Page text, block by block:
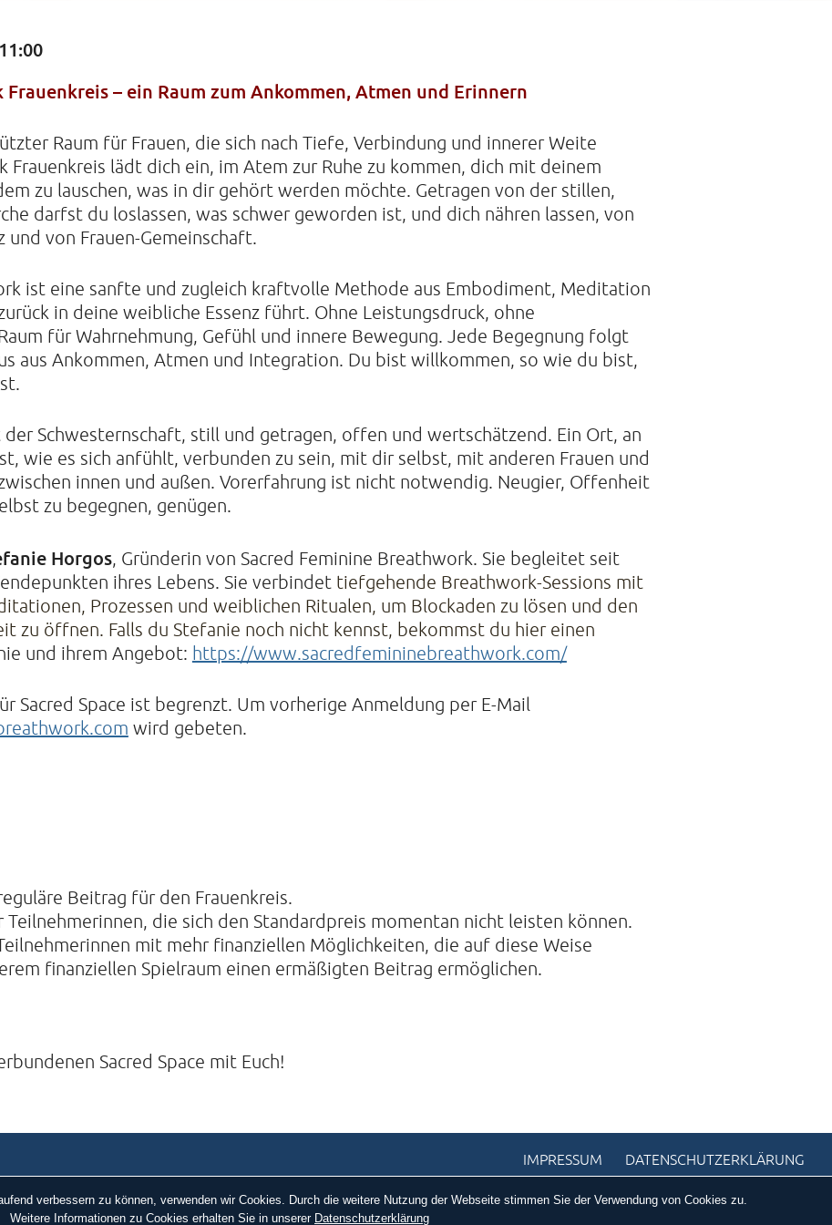
Tel: 040-21088468
Frauenkreis – ein Raum zum Ankommen, Atmen und Erinnern
Raum für Frauen, die sich nach Tiefe, Verbindung und innerer Weite
Frauenkreis lädt dich ein, im Atem zur Ruhe zu kommen, dich mit deinem
zu lauschen, was in dir gehört werden möchte. Getragen von der stillen,
darfst du loslassen, was schwer geworden ist, und dich nähren lassen, von
und von Frauen-Gemeinschaft.
ist eine sanfte und zugleich kraftvolle Methode aus Embodiment, Meditation
in deine weibliche Essenz führt. Ohne Leistungsdruck, ohne
für Wahrnehmung, Gefühl und innere Bewegung. Jede Begegnung folgt
aus Ankommen, Atmen und Integration. Du bist willkommen, so wie du bist,
Schwesternschaft, still und getragen, offen und wertschätzend. Ein Ort, an
wie es sich anfühlt, verbunden zu sein, mit dir selbst, mit anderen Frauen und
innen und außen. Vorerfahrung ist nicht notwendig. Neugier, Offenheit
zu begegnen, genügen.
Horgos, Gründerin von Sacred Feminine Breathwork. Sie begleitet seit
ihres Lebens. Sie verbindet tiefgehende Breathwork-Sessions mit
Prozessen und weiblichen Ritualen, um Blockaden zu lösen und den
zu öffnen. Falls du Stefanie noch nicht kennst, bekommst du hier einen
und ihrem Angebot: https://www.sacredfemininebreathwork.com/
Sacred Space ist begrenzt. Um vorherige Anmeldung perE-Mail
wird gebeten.
Beitrag für den Frauenkreis.
die sich den Standardpreis momentan nicht leisten können.
mit mehr finanziellen Möglichkeiten, die auf diese Weise
finanziellen Spielraum einen ermäßigten Beitrag ermöglichen.
Sacred Space mit Euch!
IMPRESSUM DATENSCHUTZERKLÄRUNG
verbessern zu können, verwenden wir Cookies. Durch die weitere Nutzung der Webseite stimmen Sie der Verwendung von Cookies zu.
Weitere Informationen zu Cookies erhalten Sie in unserer Datenschutzerklärung